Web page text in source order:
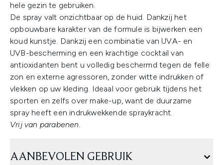
hele gezin te gebruiken.
De spray valt onzichtbaar op de huid. Dankzij het
opbouwbare karakter van de formule is bijwerken een
koud kunstje. Dankzij een combinatie van UVA- en
UVB-bescherming en een krachtige cocktail van
antioxidanten bent u volledig beschermd tegen de felle
zon en externe agressoren, zonder witte indrukken of
vlekken op uw kleding. Ideaal voor gebruik tijdens het
sporten en zelfs over make-up, want de duurzame
spray heeft een indrukwekkende spraykracht.
Vrij van parabenen.
AANBEVOLEN GEBRUIK